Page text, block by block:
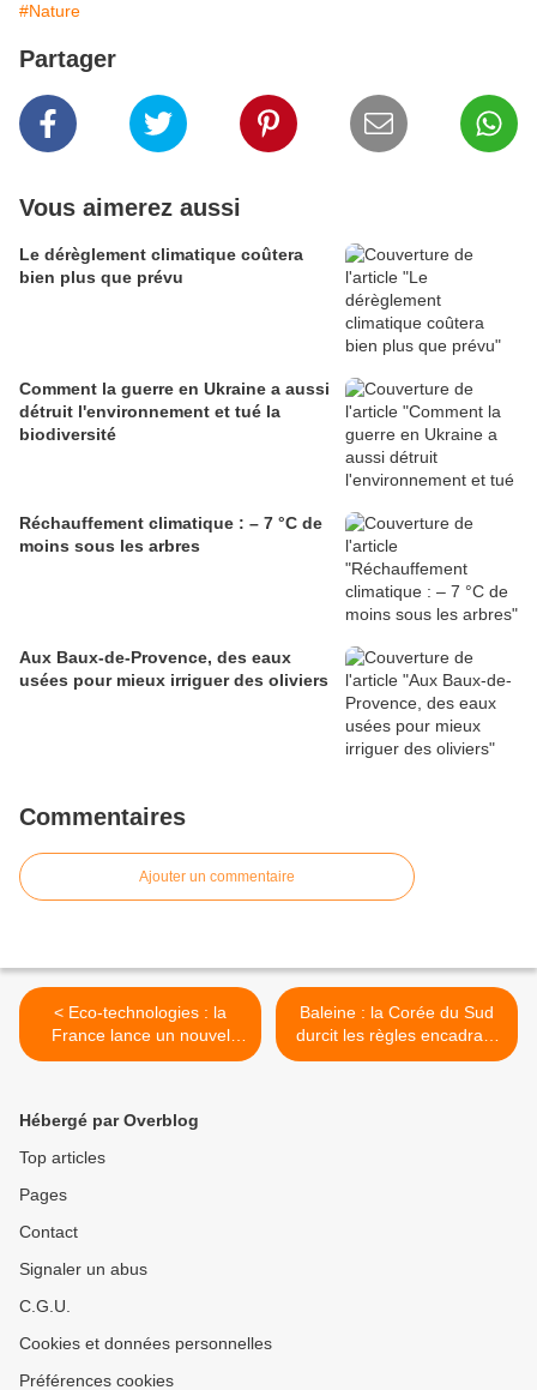
#Nature
Partager
Vous aimerez aussi
Le dérèglement climatique coûtera
bien plus que prévu
Comment la guerre en Ukraine a aussi
détruit l'environnement et tué la
biodiversité
Réchauffement climatique : – 7 °C de
moins sous les arbres
Aux Baux-de-Provence, des eaux
usées pour mieux irriguer des oliviers
Commentaires
Ajouter un commentaire
< Eco-technologies : la
France lance un nouvel
appel à projets
Baleine : la Corée du Sud
durcit les règles encadrant
la chasse illégale >
Hébergé par Overblog
Top articles
Pages
Contact
Signaler un abus
C.G.U.
Cookies et données personnelles
Préférences cookies